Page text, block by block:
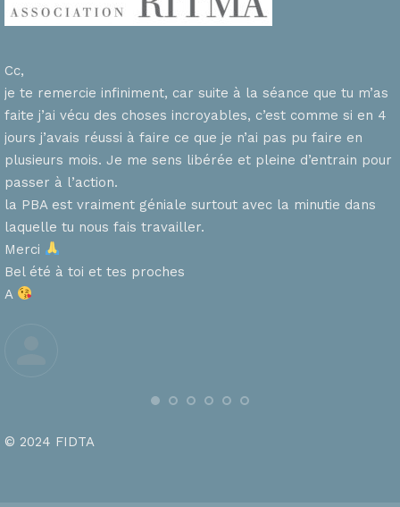
Cc,
je te remercie infiniment, car suite à la séance que tu m’as
faite j’ai vécu des choses incroyables, c’est comme si en 4
jours j’avais réussi à faire ce que je n’ai pas pu faire en
plusieurs mois. Je me sens libérée et pleine d’entrain pour
passer à l’action.
la PBA est vraiment géniale surtout avec la minutie dans
laquelle tu nous fais travailler.
Merci
Bel été à toi et tes proches
A
© 2024 FIDTA